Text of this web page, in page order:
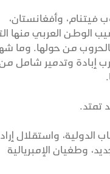
فيتنام، وأفغانستان،
الوطن العربي منها
من حولها. وما
إبادة وتدمير شامل
تمتد.
الدولية، واستقلال
وطغيان الإمبريالية